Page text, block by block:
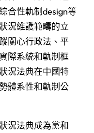
合性軌制design等
況維護範疇的立
關心行政法、平
際系統和軌制框
況法典在中國特
體系性和軌制公
況法典成為黨和